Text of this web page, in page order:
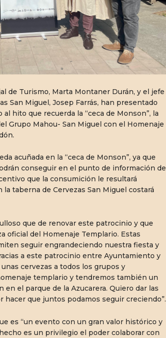
de Turismo, Marta Montaner Durán, y el jefe
San Miguel, Josep Farrás, han presentado
hito que recuerda la “ceca de Monson”, la
Grupo Mahou- San Miguel con el Homenaje
acuñada en la “ceca de Monson”, ya que
conseguir en el punto de información de
que la consumición le resultará
taberna de Cervezas San Miguel costará
que de renovar este patrocinio y que
oficial del Homenaje Templario. Estas
seguir engrandeciendo nuestra fiesta y
a este patrocinio entre Ayuntamiento y
cervezas a todos los grupos y
templario y tendremos también un
el parque de la Azucarera. Quiero dar las
hacer que juntos podamos seguir creciendo”.
es “un evento con un gran valor histórico y
es un privilegio el poder colaborar con